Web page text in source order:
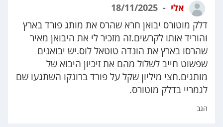
אלי
דלק מוטורס יבואן חרא שהרס את מותג פורד בארץ
והוריד אותו לקרשים.זה מזכיר לי את היבואן מאיר
שהרסו בארץ את הונדה טוטאל לוס.יש יבואנים
שפשוט חייב לשלול מהם את זיכיון היבוא של
מותגים.חצי מיליון שקל על פורד ברונקו השתגעו שם
לגמריי בדלק מוטורס.
הגב